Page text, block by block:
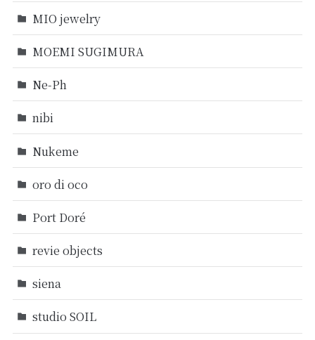
MIO jewelry
MOEMI SUGIMURA
Ne-Ph
nibi
Nukeme
oro di oco
Port Doré
revie objects
siena
studio SOIL